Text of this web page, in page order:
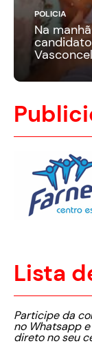
POLICIA
Na
Lista
Participe da
no Whatsapp
direto no seu